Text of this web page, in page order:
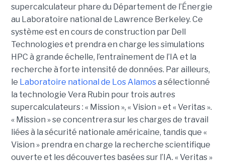
supercalculateur phare du Département de l’Énergie
au Laboratoire national de Lawrence Berkeley. Ce
système est en cours de construction par Dell
Technologies et prendra en charge les simulations
HPC à grande échelle, l’entraînement de l’IA et la
recherche à forte intensité de données. Par ailleurs,
le Laboratoire national de Los Alamosa sélectionné
la technologie Vera Rubin pour trois autres
supercalculateurs : « Mission », « Vision » et « Veritas ».
« Mission » se concentrera sur les charges de travail
liées à la sécurité nationale américaine, tandis que «
Vision » prendra en charge la recherche scientifique
ouverte et les découvertes basées sur l’IA. « Veritas »